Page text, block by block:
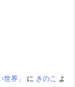
界」
に きのこ よ